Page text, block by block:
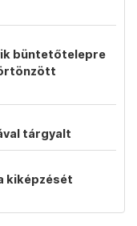
büntetőtelepre
tárgyalt
kiképzését